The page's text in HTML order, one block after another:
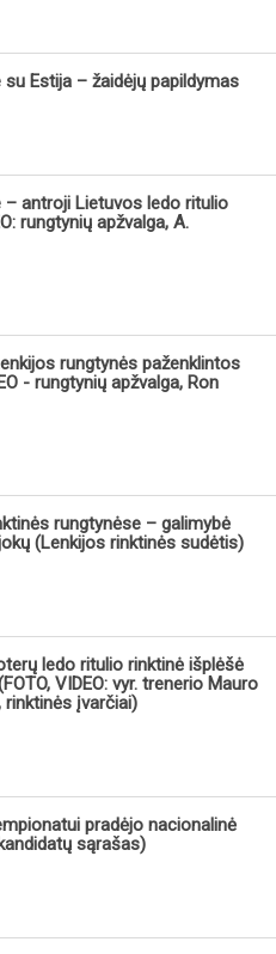
Estija – žaidėjų papildymas
antroji Lietuvos ledo ritulio
rungtynių apžvalga, A.
rungtynės paženklintos
- rungtynių apžvalga, Ron
rungtynėse – galimybė
(Lenkijos rinktinės sudėtis)
ledo ritulio rinktinė išplėšė
VIDEO: vyr. trenerio Mauro
įvarčiai)
pradėjo nacionalinė
sąrašas)